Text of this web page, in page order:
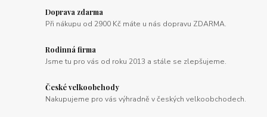
Doprava zdarma
Při nákupu od 2900 Kč máte u nás dopravu ZDARMA.
Rodinná firma
Jsme tu pro vás od roku 2013 a stále se zlepšujeme.
České velkoobchody
Nakupujeme pro vás výhradně v českých velkoobchodech.